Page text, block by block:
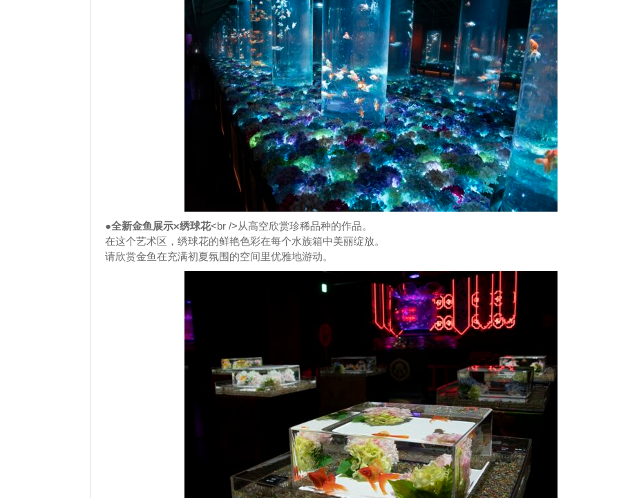
●全新金鱼展示×绣球花<br />从高空欣赏珍稀品种的作品。
在这个艺术区，绣球花的鲜艳色彩在每个水族箱中美丽绽放。
请欣赏金鱼在充满初夏氛围的空间里优雅地游动。